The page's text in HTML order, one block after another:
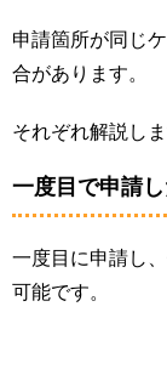
申請箇所が同じ
合があります。
それぞれ解説しま
一度目で申請
一度目に申請し
可能です。